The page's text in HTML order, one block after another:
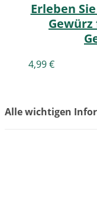
Erleben
4,99€
Alle wichtigen